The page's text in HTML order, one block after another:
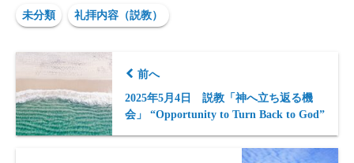
未分類 礼拝内容（説教）
前へ
2025年5月4日 説教「神へ立ち返る機
会」 “Opportunity to Turn Back to God”